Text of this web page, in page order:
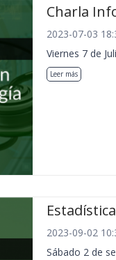
Charla
2023-07-03
Viernes 7 de
Leer más
2023-09-02
Sábado 2 de